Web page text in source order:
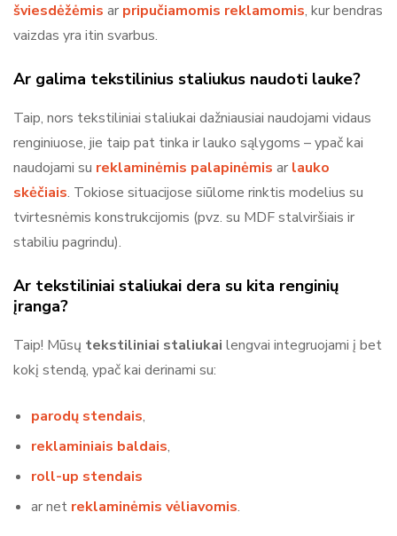
šviesdėžėmis ar pripučiamomis reklamomis, kur bendras
vaizdas yra itin svarbus.
Ar galima tekstilinius staliukus naudoti lauke?
Taip, nors tekstiliniai staliukai dažniausiai naudojami vidaus
renginiuose, jie taip pat tinka ir lauko sąlygoms – ypač kai
naudojami su reklaminėmis palapinėmis ar lauko
skėčiais. Tokiose situacijose siūlome rinktis modelius su
tvirtesnėmis konstrukcijomis (pvz. su MDF stalviršiais ir
stabiliu pagrindu).
Ar tekstiliniai staliukai dera su kita renginių
įranga?
Taip! Mūsų tekstiliniai staliukai lengvai integruojami į bet
kokį stendą, ypač kai derinami su:
parodų stendais,
reklaminiais baldais,
roll-up stendais
ar net reklaminėmis vėliavomis.